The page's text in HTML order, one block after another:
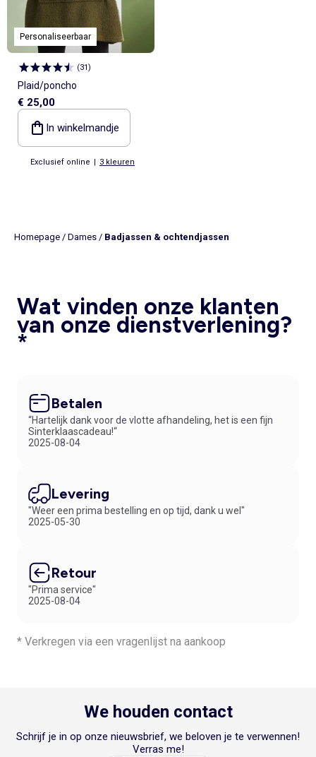
Personaliseerbaar
(31)
Plaid/poncho
€ 25,00
In winkelmandje
Exclusief online | 3 kleuren
Homepage / Dames / Badjassen & ochtendjassen
Wat vinden onze klanten
van onze dienstverlening?
*
Betalen
“Hartelijk dank voor de vlotte afhandeling, het is een fijn
Sinterklaascadeau!“
2025-08-04
Levering
"Weer een prima bestelling en op tijd, dank u wel"
2025-05-30
Retour
"Prima service"
2025-08-04
* Verkregen via een vragenlijst na aankoop
We houden contact
Schrijf je in op onze nieuwsbrief, we beloven je te verwennen!
Verras me!